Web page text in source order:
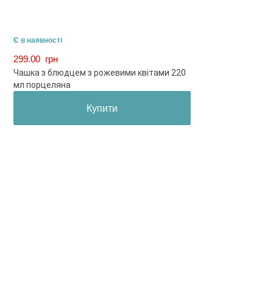
Є в наявності
299.00 грн
Чашка з блюдцем з рожевими квітами 220
мл порцеляна
Купити